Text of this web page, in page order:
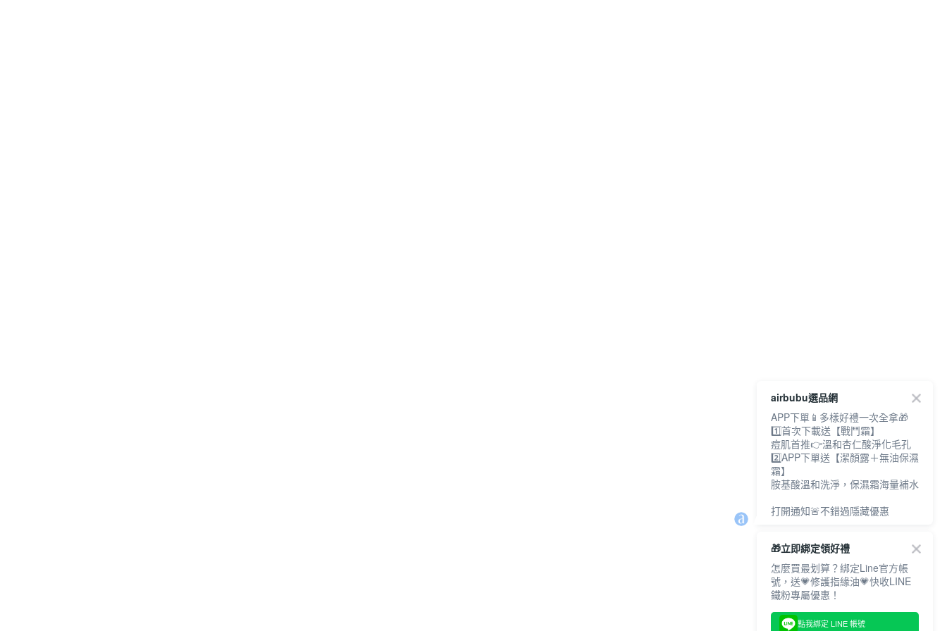
airbubu選品網
APP下單📱多樣好禮一次全拿🎁
1️⃣首次下載送【戰鬥霜】
痘肌首推👉溫和杏仁酸淨化毛孔
2️⃣APP下單送【潔顏露＋無油保濕
霜】
胺基酸溫和洗淨，保濕霜海量補水
打開通知🚨不錯過隱藏優惠
🎁立即綁定領好禮
怎麼買最划算？綁定Line官方帳
號，送💗修護指緣油💗快收LINE
鐵粉專屬優惠！
點我綁定 LINE 帳號